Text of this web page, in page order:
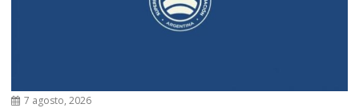
7 agosto, 2026